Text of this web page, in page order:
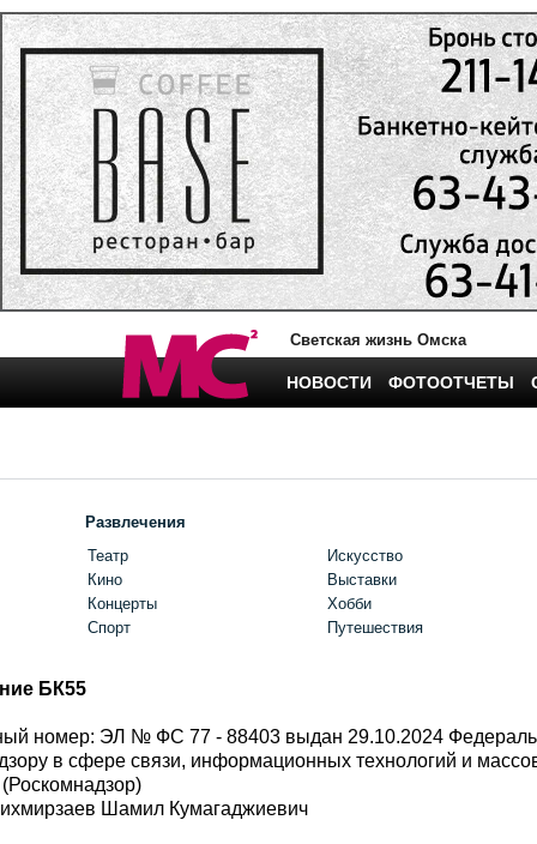
Светская жизнь Омска
НОВОСТИ ФОТООТЧЕТЫ
Развлечения
Театр
Кино
Концерты
Спорт
Искусство
Выставки
Хобби
Путешествия
БК55
номер: ЭЛ № ФС 77 - 88403 выдан 29.10.2024
в сфере связи, информационных технологий и
Шамил Кумагаджиевич